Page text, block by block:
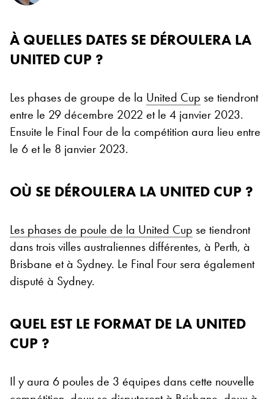
À QUELLES DATES SE DÉROULERA LA
UNITED CUP ?
Les phases de groupe de la United Cup se tiendront
entre le 29 décembre 2022 et le 4 janvier 2023.
Ensuite le Final Four de la compétition aura lieu entre
le 6 et le 8 janvier 2023.
OÙ SE DÉROULERA LA UNITED CUP ?
Les phases de poule de la United Cup se tiendront
dans trois villes australiennes différentes, à Perth, à
Brisbane et à Sydney. Le Final Four sera également
disputé à Sydney.
QUEL EST LE FORMAT DE LA UNITED
CUP ?
Il y aura 6 poules de 3 équipes dans cette nouvelle